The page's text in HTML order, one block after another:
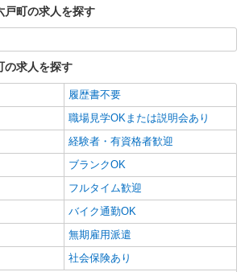
戸町の求人を探す
の求人を探す
履歴書不要
職場見学OKまたは説明会あり
経験者・有資格者歓迎
ブランクOK
フルタイム歓迎
バイク通勤OK
無期雇用派遣
社会保険あり